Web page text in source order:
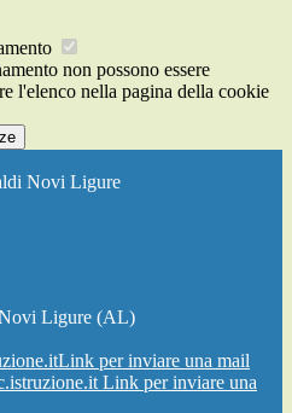
non possono essere
l'elenco nella pagina della cookie
Novi Ligure
Ligure (AL)
Link per inviare una mail
Link per inviare una